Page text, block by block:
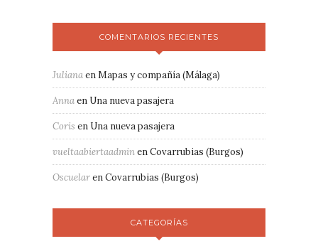
COMENTARIOS RECIENTES
JulianaenMapas y compañía (Málaga)
Annaen Una nueva pasajera
Coris en Una nueva pasajera
vueltaabiertaadminenCovarrubias (Burgos)
OscuelarenCovarrubias (Burgos)
CATEGORÍAS